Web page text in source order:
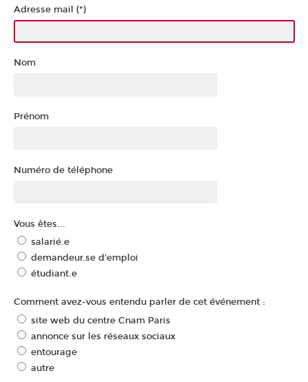
Adresse mail (*)
Nom
Prénom
Numéro de téléphone
Vous êtes...
salarié.e
demandeur.se d'emploi
étudiant.e
Comment avez-vous entendu parler de cet événement :
site web du centre Cnam Paris
annonce sur les réseaux sociaux
entourage
autre